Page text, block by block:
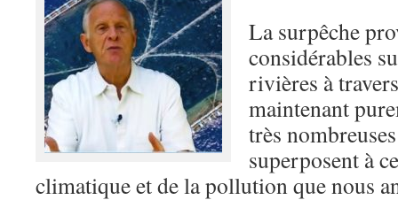
La surpêche
considérables
rivières à
maintenant
très
superposent à
climatique et de la pollution que nous